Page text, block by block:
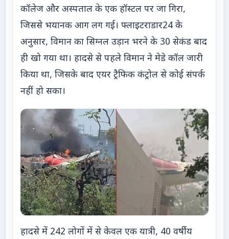
कॉलेज और अस्पताल के एक हॉस्टल पर जा गिरा,
जिससे भयानक आग लग गई। फ्लाइटराडार24 के
अनुसार, विमान का सिग्नल उड़ान भरने के 30 सेकंड बाद
ही खो गया था। हादसे से पहले विमान ने मेडे कॉल जारी
किया था, जिसके बाद एयर ट्रैफिक कंट्रोल से कोई संपर्क
नहीं हो सका।
हादसे में 242 लोगों में से केवल एक यात्री, 40 वर्षीय